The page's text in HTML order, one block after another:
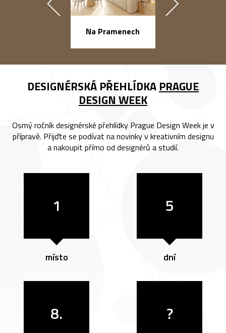
Na Pramenech
DESIGNÉRSKÁ PŘEHLÍDKA PRAGUE
DESIGN WEEK
Osmý ročník designérské přehlídky Prague Design Week je v
přípravě. Přijďte se podívat na novinky v kreativním designu
a nakoupit přímo od designérů a studií.
1
místo
5
dní
8. ?